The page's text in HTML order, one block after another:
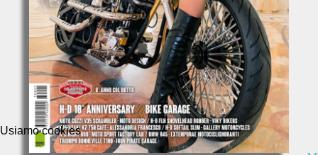
Usiamo cookies